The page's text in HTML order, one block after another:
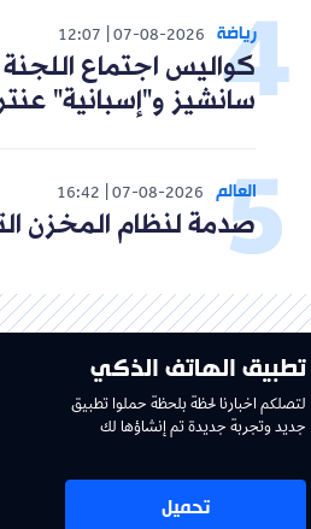
رياضة 07-08-2026
12:07
كواليس اجتماع اللجنة
سانشيز و"إسبانية"
العالم 07-08-2026
16:42
صدمة لنظام المخزن
تطبيق الهاتف الذكي
لتصلكم اخبارنا لحظة بلحظة حملوا تطبيق
جديد وتجربة جديدة تم إنشاؤها لك
تحميل